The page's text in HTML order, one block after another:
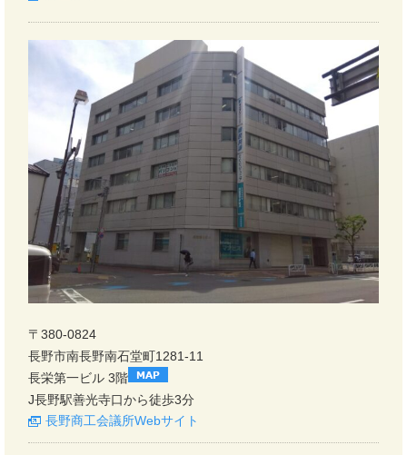
〒380-0824
長野市南長野南石堂町1281-11
長栄第一ビル 3階
J長野駅善光寺口から徒歩3分
長野商工会議所Webサイト